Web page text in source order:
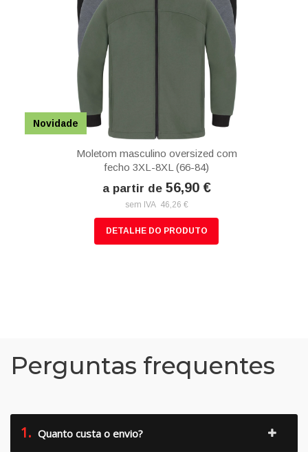
Novidade
Moletom masculino oversized com
fecho 3XL-8XL (66-84)
a partir de 56,90 €
sem IVA 46,26 €
DETALHE DO PRODUTO
Perguntas frequentes
1. Quanto custa o envio?